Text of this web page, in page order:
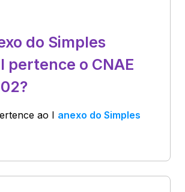
do Simples
pertence o CNAE
ao I anexo do Simples